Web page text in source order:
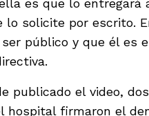
lo solicite por escrito.
público y que él es
publicado el video,
hospital firmaron el